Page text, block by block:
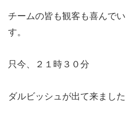
チームの皆も観客も喜んで
す。
只今、２１時３０分
ダルビッシュが出て来ました